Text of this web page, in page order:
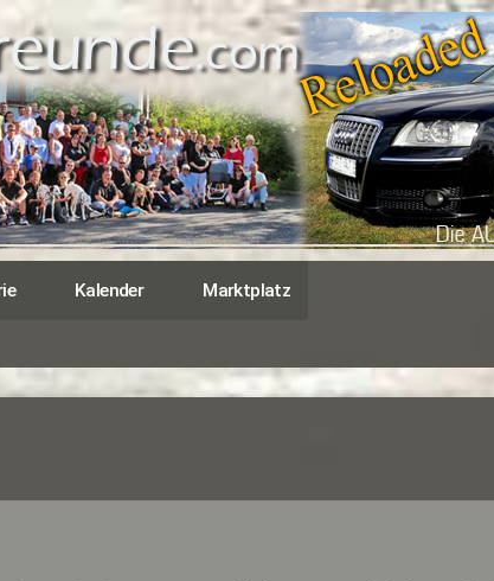
Kalender Marktplatz